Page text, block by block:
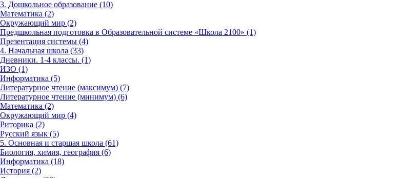
3. Дошкольное образование (10)
Математика (2)
Окружающий мир (2)
Предшкольная подготовка в Образовательной системе «Школа 2100» (1)
Презентация системы (4)
4. Начальная школа (33)
Дневники. 1-4 классы. (1)
ИЗО (1)
Информатика (5)
Литературное чтение (максимум) (7)
Литературное чтение (минимум) (6)
Математика (2)
Окружающий мир (4)
Риторика (2)
Русский язык (5)
5. Основная и старшая школа (61)
Биология, химия, география (6)
Информатика (18)
История (2)